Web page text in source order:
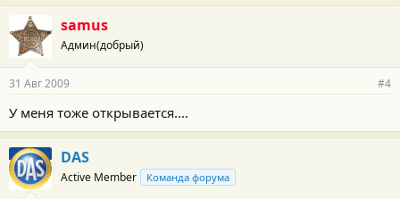
samus
Админ(добрый)
31 Авг 2009 #4
У меня тоже открывается....
DAS
Active Member Команда форума